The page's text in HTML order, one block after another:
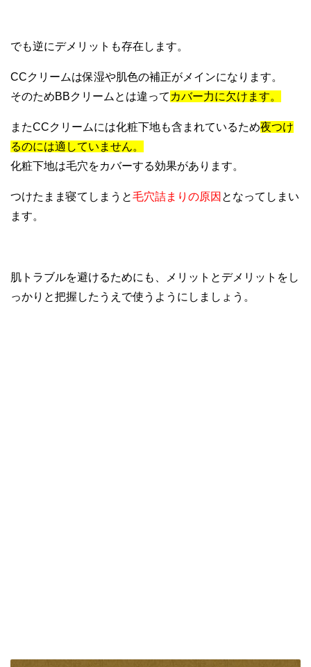
でも逆にデメリットも存在します。
CCクリームは保湿や肌色の補正がメインになります。
そのためBBクリームとは違って カバー力に欠けます。
またCCクリームには化粧下地も含まれているため夜つけ
るのには適していません。
化粧下地は毛穴をカバーする効果があります。
つけたまま寝てしまうと毛穴詰まりの原因 となってしまい
ます。
肌トラブルを避けるためにも、メリットとデメリットをし
っかりと把握したうえで使うようにしましょう。